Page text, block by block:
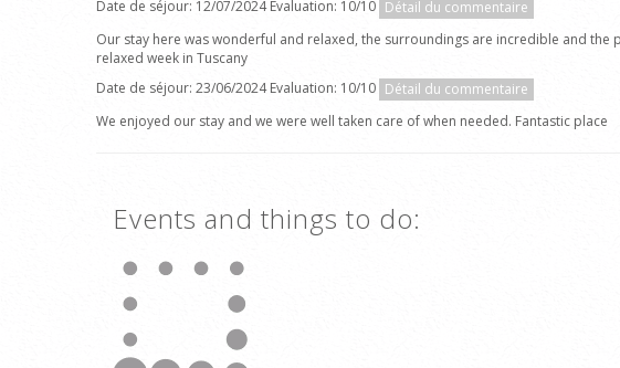
Date de séjour: 12/07/2024 Evaluation: 10/10 Détail du commentaire
Our stay here was wonderful and relaxed, the surroundings are incredible and
relaxed week in Tuscany
Date de séjour: 23/06/2024 Evaluation: 10/10 Détail du commentaire
We enjoyed our stay and we were well taken care of when needed. Fantastic place
Events and things to do: